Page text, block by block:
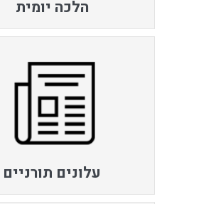
הלכה יומית
עלונים תורניים